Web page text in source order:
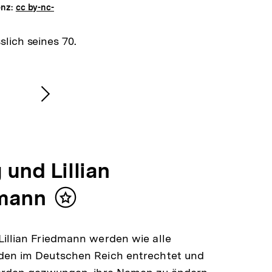
cc by-nc-
seines 70.
Nächsten
und Lillian
Inhalt
Friedmann werden wie alle
im Deutschen Reich entrechtet und